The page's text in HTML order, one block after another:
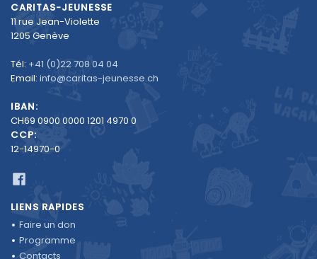
CARITAS-JEUNESSE
11 rue Jean-Violette
1205 Genève
Tél: +41 (0)22 708 04 04
Email: info@caritas-jeunesse.ch
IBAN:
CH69 0900 0000 1201 4970 0
CCP:
12-14970-0
LIENS RAPIDES
Faire un don
Programme
Contacts